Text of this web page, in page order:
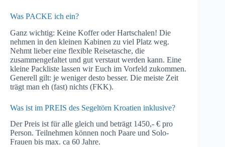
Was PACKE ich ein?
Ganz wichtig: Keine Koffer oder Hartschalen! Die
nehmen in den kleinen Kabinen zu viel Platz weg.
Nehmt lieber eine flexible Reisetasche, die
zusammengefaltet und gut verstaut werden kann. Eine
kleine Packliste lassen wir Euch im Vorfeld zukommen.
Generell gilt: je weniger desto besser. Die meiste Zeit
trägt man eh (fast) nichts (FKK).
Was ist im PREIS des Segeltörn Kroatien inklusive?
Der Preis ist für alle gleich und beträgt 1450,- € pro
Person. Teilnehmen können noch Paare und Solo-
Frauen bis max. ca 60 Jahre.